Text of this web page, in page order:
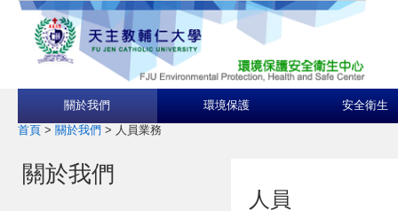
關於我們 環境保護 安全衛生
首頁 > 關於我們 > 人員業務
關於我們
人員